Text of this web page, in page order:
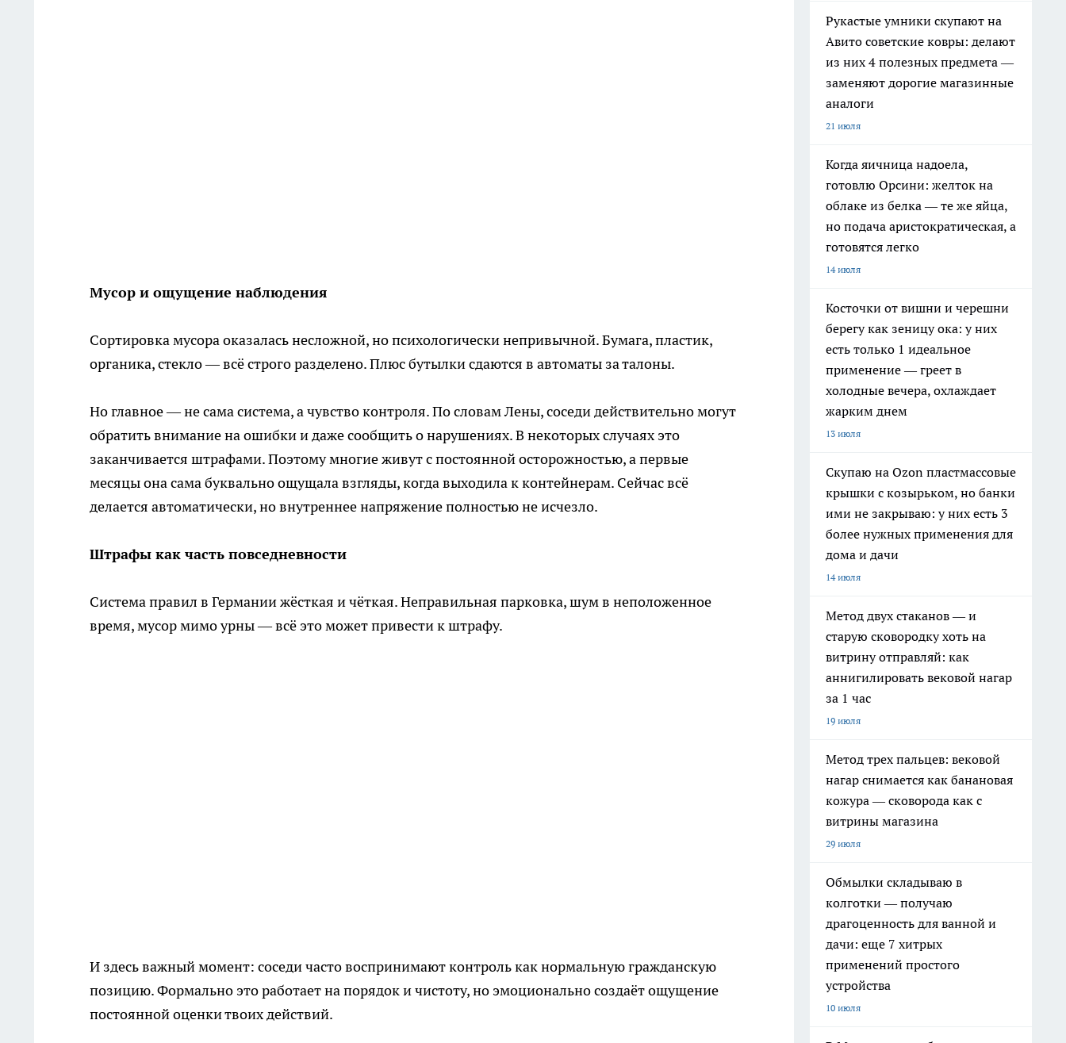
Мусор и ощущение наблюдения
Сортировка мусора оказалась несложной, но психологически непривычной. Бумага, пластик,
органика, стекло — всё строго разделено. Плюс бутылки сдаются в автоматы за талоны.
Но главное — не сама система, а чувство контроля. По словам Лены, соседи действительно могут
обратить внимание на ошибки и даже сообщить о нарушениях. В некоторых случаях это
заканчивается штрафами. Поэтому многие живут с постоянной осторожностью, а первые
месяцы она сама буквально ощущала взгляды, когда выходила к контейнерам. Сейчас всё
делается автоматически, но внутреннее напряжение полностью не исчезло.
Штрафы как часть повседневности
Система правил в Германии жёсткая и чёткая. Неправильная парковка, шум в неположенное
время, мусор мимо урны — всё это может привести к штрафу.
И здесь важный момент: соседи часто воспринимают контроль как нормальную гражданскую
позицию. Формально это работает на порядок и чистоту, но эмоционально создаёт ощущение
постоянной оценки твоих действий.
Рукастые умники скупают на
Авито советские ковры: делают
из них 4 полезных предмета —
заменяют дорогие магазинные
аналоги
21 июля
Когда яичница надоела,
готовлю Орсини: желток на
облаке из белка — те же яйца,
но подача аристократическая, а
готовятся легко
14 июля
Косточки от вишни и черешни
берегу как зеницу ока: у них
есть только 1 идеальное
применение — греет в
холодные вечера, охлаждает
жарким днем
13 июля
Скупаю на Ozon пластмассовые
крышки с козырьком, но банки
ими не закрываю: у них есть 3
более нужных применения для
дома и дачи
14 июля
Метод двух стаканов — и
старую сковородку хоть на
витрину отправляй: как
аннигилировать вековой нагар
за 1 час
19 июля
Метод трех пальцев: вековой
нагар снимается как банановая
кожура — сковорода как с
витрины магазина
29 июля
Обмылки складываю в
колготки — получаю
драгоценность для ванной и
дачи: еще 7 хитрых
применений простого
устройства
10 июля